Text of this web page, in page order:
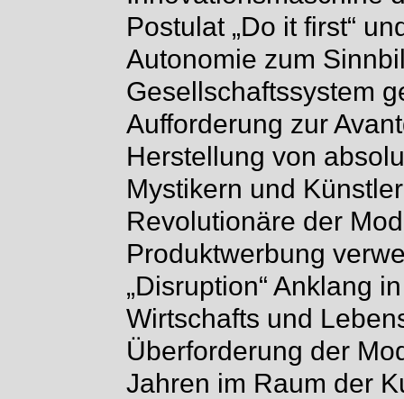
Postulat „Do it first“
Autonomie zum
Gesellschaftssystem
Aufforderung zur
Herstellung von
Mystikern und
Revolutionäre der
Produktwerbung
„Disruption“ Anklang
Wirtschafts und
Überforderung der
Jahren im Raum der